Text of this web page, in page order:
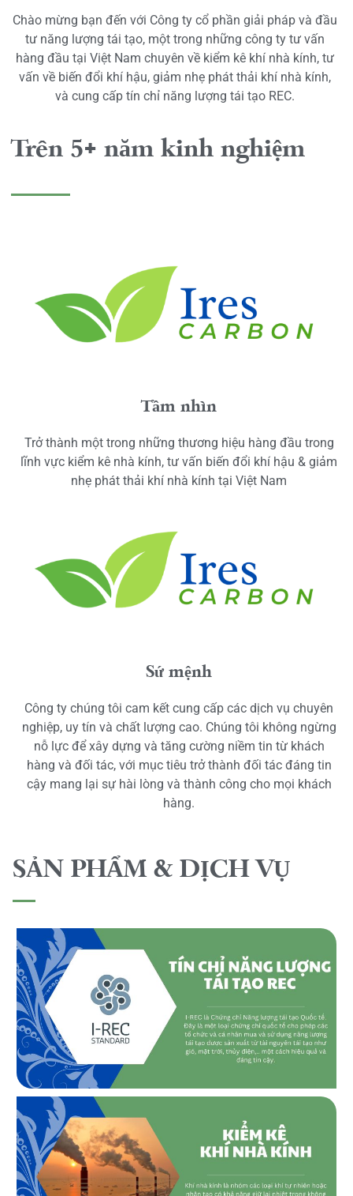
Chào mừng bạn đến với Công ty cổ phần giải pháp và đầu
tư năng lượng tái tạo, một trong những công ty tư vấn
hàng đầu tại Việt Nam chuyên về kiểm kê khí nhà kính, tư
vấn về biến đổi khí hậu, giảm nhẹ phát thải khí nhà kính,
và cung cấp tín chỉ năng lượng tái tạo REC.
Trên 5+ năm kinh nghiệm
Tầm nhìn
Trở thành một trong những thương hiệu hàng đầu trong
lĩnh vực kiểm kê nhà kính, tư vấn biến đổi khí hậu & giảm
nhẹ phát thải khí nhà kính tại Việt Nam
Sứ mệnh
Công ty chúng tôi cam kết cung cấp các dịch vụ chuyên
nghiệp, uy tín và chất lượng cao. Chúng tôi không ngừng
nỗ lực để xây dựng và tăng cường niềm tin từ khách
hàng và đối tác, với mục tiêu trở thành đối tác đáng tin
cậy mang lại sự hài lòng và thành công cho mọi khách
hàng.
SẢN PHẨM & DỊCH VỤ